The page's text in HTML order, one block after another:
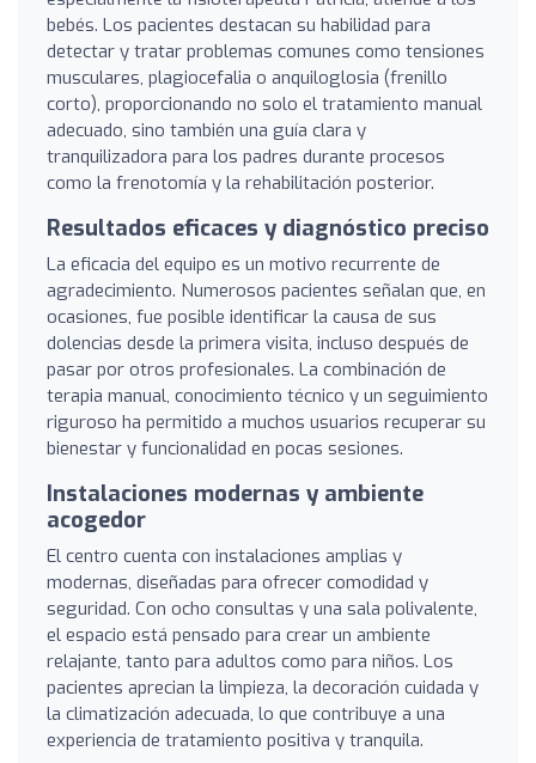
bebés. Los pacientes destacan su habilidad para
detectar y tratar problemas comunes como tensiones
musculares, plagiocefalia o anquiloglosia (frenillo
corto), proporcionando no solo el tratamiento manual
adecuado, sino también una guía clara y
tranquilizadora para los padres durante procesos
como la frenotomía y la rehabilitación posterior.
Resultados eficaces y diagnóstico preciso
La eficacia del equipo es un motivo recurrente de
agradecimiento. Numerosos pacientes señalan que, en
ocasiones, fue posible identificar la causa de sus
dolencias desde la primera visita, incluso después de
pasar por otros profesionales. La combinación de
terapia manual, conocimiento técnico y un seguimiento
riguroso ha permitido a muchos usuarios recuperar su
bienestar y funcionalidad en pocas sesiones.
Instalaciones modernas y ambiente
acogedor
El centro cuenta con instalaciones amplias y
modernas, diseñadas para ofrecer comodidad y
seguridad. Con ocho consultas y una sala polivalente,
el espacio está pensado para crear un ambiente
relajante, tanto para adultos como para niños. Los
pacientes aprecian la limpieza, la decoración cuidada y
la climatización adecuada, lo que contribuye a una
experiencia de tratamiento positiva y tranquila.